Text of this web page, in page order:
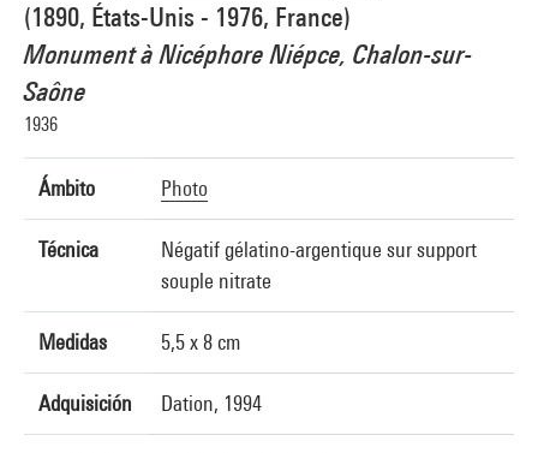
(1890, États-Unis - 1976, France)
Monument à Nicéphore Niépce, Chalon-sur-
Saône
1936
Ámbito Photo
Técnica
Négatif gélatino-argentique sur support
souple nitrate
Medidas 5,5 x 8 cm
Adquisición Dation, 1994